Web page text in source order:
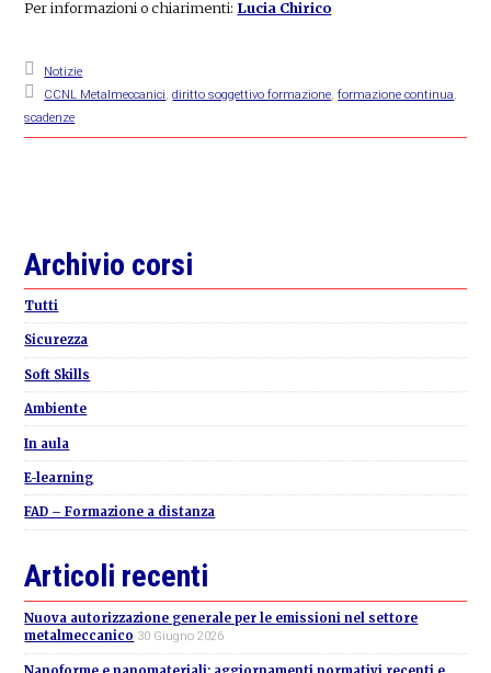
Per informazioni o chiarimenti: Lucia Chirico
Notizie
CCNL Metalmeccanici,diritto soggettivo formazione,formazione continua,
scadenze
Primary
Sidebar
Archivio corsi
Tutti
Sicurezza
Soft Skills
Ambiente
In aula
E-learning
FAD – Formazione a distanza
Articoli recenti
Nuova autorizzazione generale per le emissioni nel settore
metalmeccanico 30 Giugno 2026